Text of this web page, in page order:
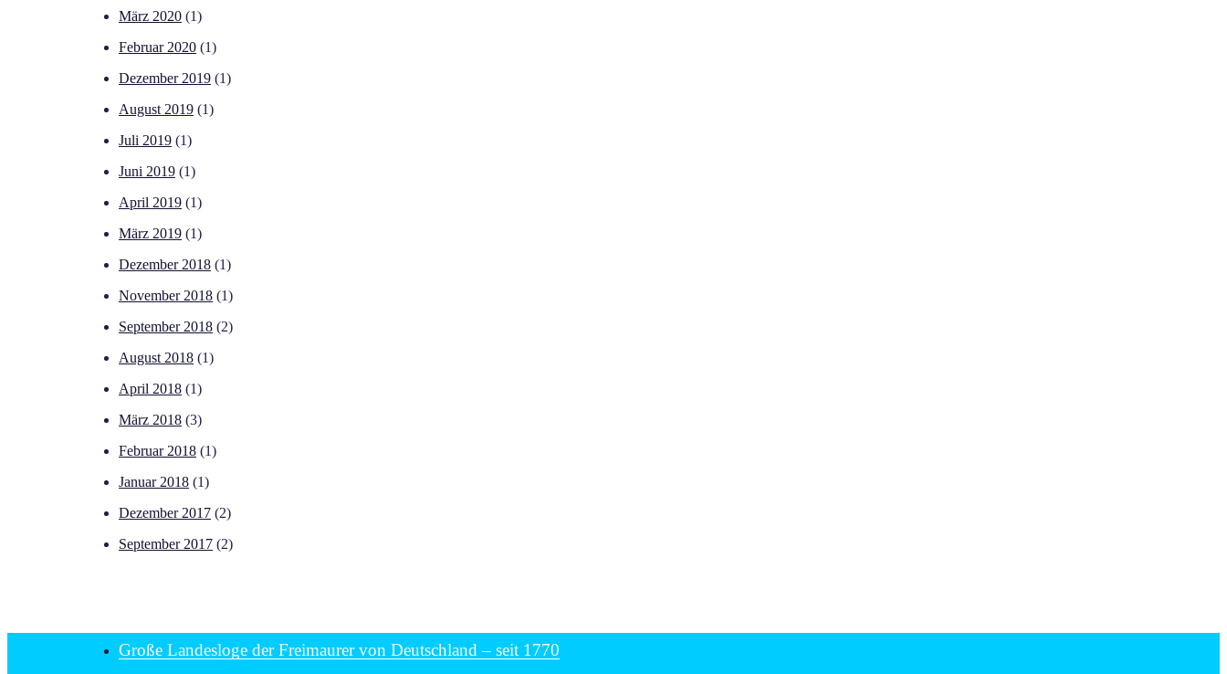
März 2020 (1)
Februar 2020 (1)
Dezember 2019 (1)
August 2019 (1)
Juli 2019 (1)
Juni 2019 (1)
April 2019 (1)
März 2019 (1)
Dezember 2018 (1)
November 2018 (1)
September 2018 (2)
August 2018 (1)
April 2018 (1)
März 2018 (3)
Februar 2018 (1)
Januar 2018 (1)
Dezember 2017 (2)
September 2017 (2)
Große Landesloge der Freimaurer von Deutschland – seit 1770